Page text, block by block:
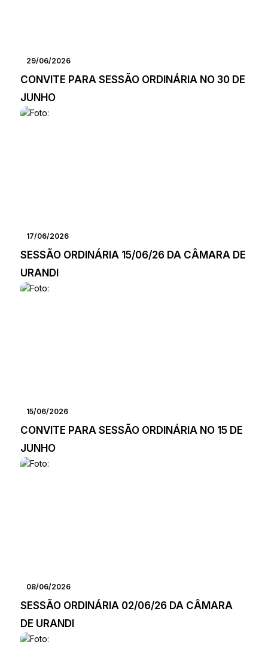
29/06/2026
CONVITE PARA SESSÃO ORDINÁRIA NO 30 DE
JUNHO
17/06/2026
SESSÃO ORDINÁRIA 15/06/26 DA CÂMARA DE
URANDI
15/06/2026
CONVITE PARA SESSÃO ORDINÁRIA NO 15 DE
JUNHO
08/06/2026
SESSÃO ORDINÁRIA 02/06/26 DA CÂMARA
DE URANDI